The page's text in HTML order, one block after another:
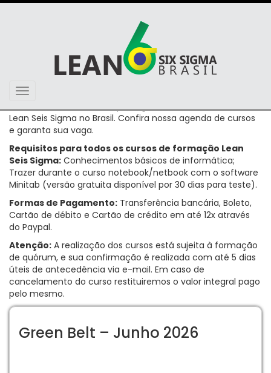
Toggle
navigation
Oferecemos a mais completa gama de cursos na área de
Lean Seis Sigma no Brasil. Confira nossa agenda de cursos
e garanta sua vaga.
Requisitos para todos os cursos de formação Lean
Seis Sigma: Conhecimentos básicos de informática;
Trazer durante o curso notebook/netbook com o software
Minitab (versão gratuita disponível por 30 dias para teste).
Formas de Pagamento: Transferência bancária, Boleto,
Cartão de débito e Cartão de crédito em até 12x através
do Paypal.
Atenção: A realização dos cursos está sujeita à formação
de quórum, e sua confirmação é realizada com até 5 dias
úteis de antecedência via e-mail. Em caso de
cancelamento do curso restituiremos o valor integral pago
pelo mesmo.
Green Belt – Junho 2026